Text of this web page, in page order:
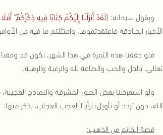
ويقول سبحانه: {لَقَدْ أَنزَلْنَا إِلَيْكُمْ كِتَابًا فِيهِ ذِكْرُكُمْ
الأخبار الصادقة فاعتقدتموها، وامتثلتم ما فيه من
فلو حققنا هذه الثمرة في هذا الشهر، نكون قد
تعالى، بالذل والحب والطاعة لله والرغبة والرهبة.
ولو استعرضنا بعض الصور المشرقة والنماذج
الله، دون تردد أو تأويل؛ لرأينا العجب العجاب، نذكر منها:
قصة الخاتم من الذهب: